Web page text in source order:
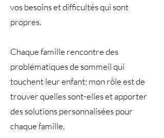
vos besoins et difficultés qui sont
propres.
Chaque famille rencontre des
problématiques de sommeil qui
touchent leur enfant; mon rôle est de
trouver quelles sont-elles et apporter
des solutions personnalisées pour
chaque famille.